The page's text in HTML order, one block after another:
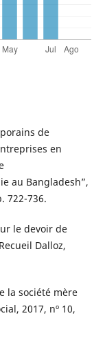
de
en
au Bangladesh”,
722-736.
le devoir de
Dalloz,
la société mère
2017, nº 10,